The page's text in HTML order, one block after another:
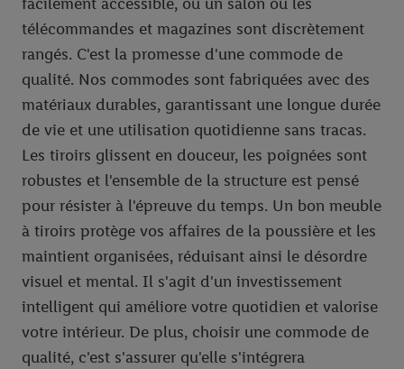
télécommandes et magazines sont discrètement
rangés. C'est la promesse d'une commode de
qualité. Nos commodes sont fabriquées avec des
matériaux durables, garantissant une longue durée
de vie et une utilisation quotidienne sans tracas.
Les tiroirs glissent en douceur, les poignées sont
robustes et l'ensemble de la structure est pensé
pour résister à l'épreuve du temps. Un bon meuble
à tiroirs protège vos affaires de la poussière et les
maintient organisées, réduisant ainsi le désordre
visuel et mental. Il s'agit d'un investissement
intelligent qui améliore votre quotidien et valorise
votre intérieur. De plus, choisir une commode de
qualité, c'est s'assurer qu'elle s'intégrera